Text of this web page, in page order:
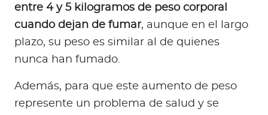
entre 4 y 5 kilogramos de peso corporal
cuando dejan de fumar, aunque en el largo
plazo, su peso es similar al de quienes
nunca han fumado.
Además, para que este aumento de peso
represente un problema de salud y se